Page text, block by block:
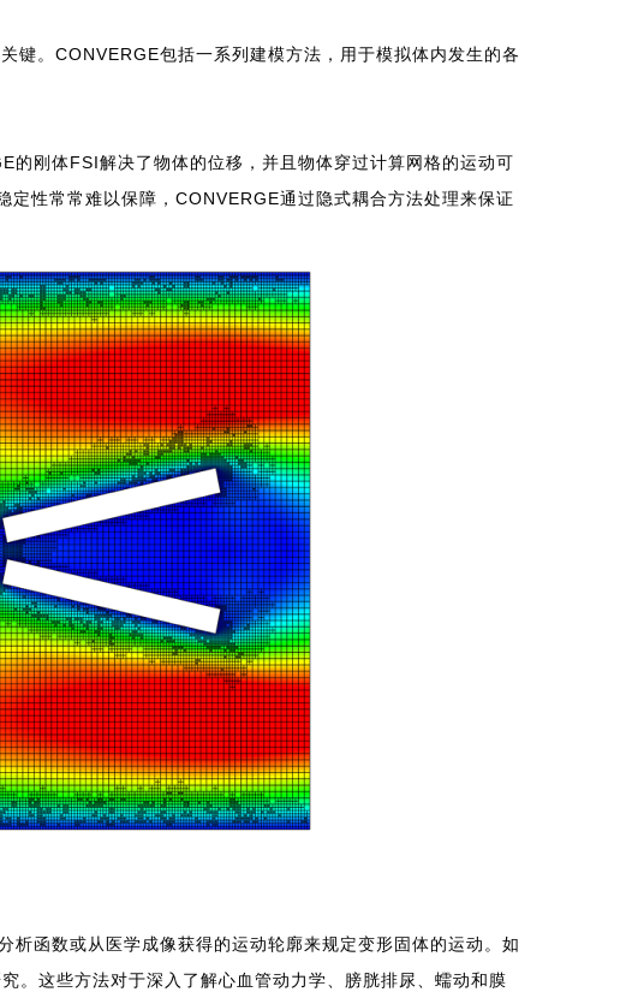
键。CONVERGE包括一系列建模方法，用于模拟体内发生的各
的刚体FSI解决了物体的位移，并且物体穿过计算网格的运动可
性常常难以保障，CONVERGE通过隐式耦合方法处理来保证
函数或从医学成像获得的运动轮廓来规定变形固体的运动。如
。这些方法对于深入了解心血管动力学、膀胱排尿、蠕动和膜